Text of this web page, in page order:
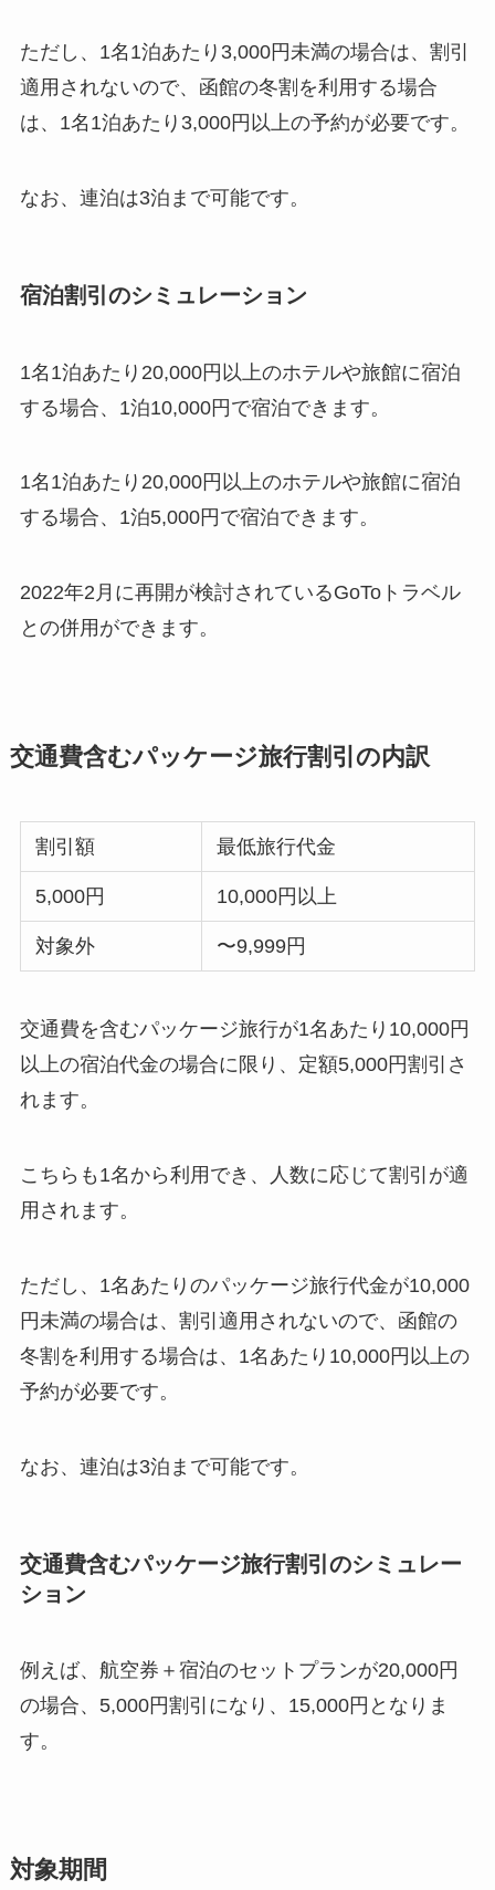
ただし、1名1泊あたり3,000円未満の場合は、割引
適用されないので、函館の冬割を利用する場合
は、1名1泊あたり3,000円以上の予約が必要です。
なお、連泊は3泊まで可能です。
宿泊割引のシミュレーション
1名1泊あたり20,000円以上のホテルや旅館に宿泊
する場合、1泊10,000円で宿泊できます。
1名1泊あたり20,000円以上のホテルや旅館に宿泊
する場合、1泊5,000円で宿泊できます。
2022年2月に再開が検討されているGoToトラベル
との併用ができます。
交通費含むパッケージ旅行割引の内訳
割引額 最低旅行代金
5,000円 10,000円以上
対象外 〜9,999円
交通費を含むパッケージ旅行が1名あたり10,000円
以上の宿泊代金の場合に限り、定額5,000円割引さ
れます。
こちらも1名から利用でき、人数に応じて割引が適
用されます。
ただし、1名あたりのパッケージ旅行代金が10,000
円未満の場合は、割引適用されないので、函館の
冬割を利用する場合は、1名あたり10,000円以上の
予約が必要です。
なお、連泊は3泊まで可能です。
交通費含むパッケージ旅行割引のシミュレー
ション
例えば、航空券＋宿泊のセットプランが20,000円
の場合、5,000円割引になり、15,000円となりま
す。
対象期間